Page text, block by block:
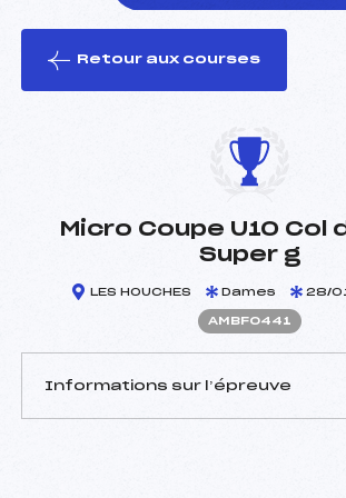
le ski
Retour aux courses
Micro Coupe U10 Col
Super g
LES HOUCHES Dames 28/
AMBF0441
Informations sur l’épreuve